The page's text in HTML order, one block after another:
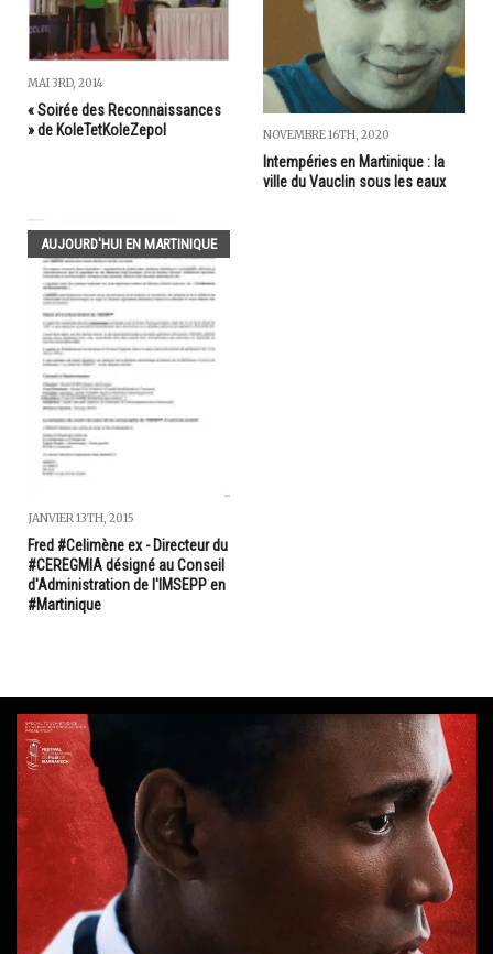
MAI 3RD, 2014
« Soirée des Reconnaissances
» de KoleTetKoleZepol
NOVEMBRE 16TH, 2020
Intempéries en Martinique : la
ville du Vauclin sous les eaux
AUJOURD'HUI EN MARTINIQUE
JANVIER 13TH, 2015
Fred #Celimène ex - Directeur du
#CEREGMIA désigné au Conseil
d'Administration de l'IMSEPP en
#Martinique